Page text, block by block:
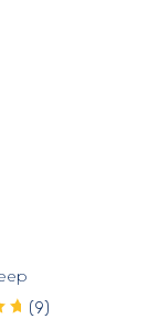
(9)